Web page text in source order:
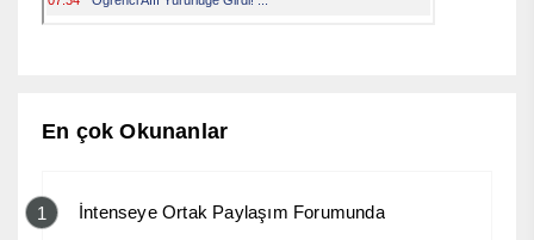
En çok Okunanlar
1 İntenseye Ortak Paylaşım Forumunda